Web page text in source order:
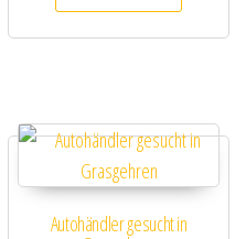
Autohändler gesucht in